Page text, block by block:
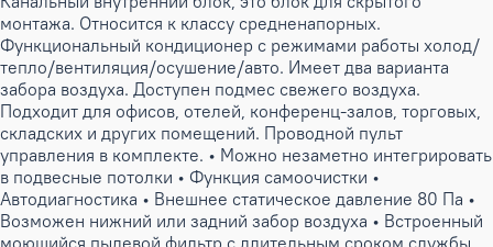
монтажа. Относится к классу средненапорных.
Функциональный кондиционер с режимами работы холод/
тепло/вентиляция/осушение/авто. Имеет два варианта
забора воздуха. Доступен подмес свежего воздуха.
Подходит для офисов, отелей, конференц-залов, торговых,
складских и других помещений. Проводной пульт
управления в комплекте. • Можно незаметно интегрировать
в подвесные потолки • Функция самоочистки •
Автодиагностика • Внешнее статическое давление 80 Па •
Возможен нижний или задний забор воздуха • Встроенный
моющийся пылевой фильтр с длительным сроком службы